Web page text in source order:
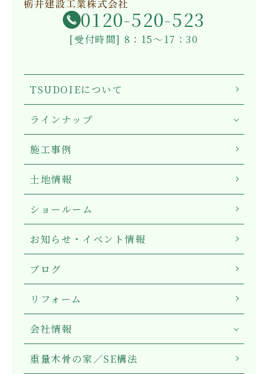
0120-520-523
[受付時間] 8：15～17：30
TSUDOIEについて
ラインナップ
施工事例
土地情報
ショールーム
お知らせ・イベント情報
ブログ
リフォーム
会社情報
重量木骨の家／SE構法